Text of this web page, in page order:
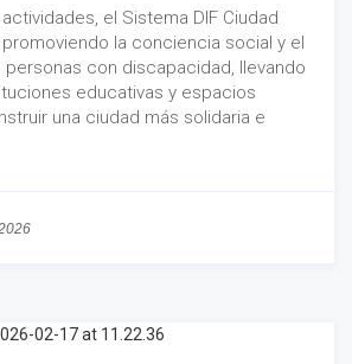
el Sistema DIF Ciudad
la conciencia social y el
con discapacidad, llevando
educativas y espacios
una ciudad más solidaria e